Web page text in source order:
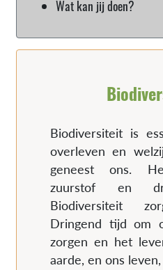
Wat kan jij doen?
Biodiversiteit is
overleven en
geneest ons.
zuurstof en
Biodiversiteit
Dringend tijd om
zorgen en het
aarde, en ons